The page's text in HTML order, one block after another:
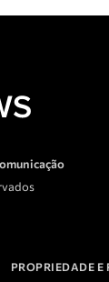
PROPRIEDADE